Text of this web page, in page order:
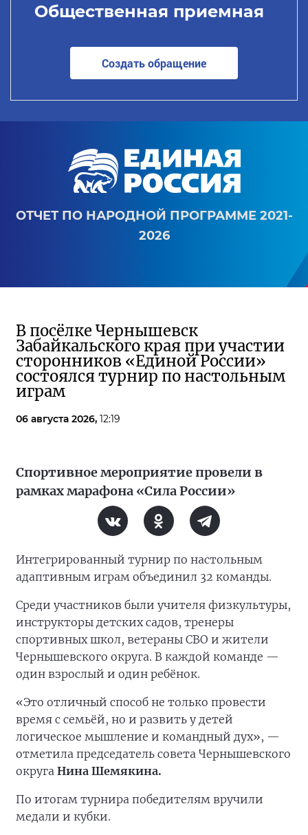
Общественная приемная
Создать обращение
ОТЧЕТ ПО НАРОДНОЙ ПРОГРАММЕ 2021-
2026
В посёлке Чернышевск
Забайкальского края при участии
сторонников «Единой России»
состоялся турнир по настольным
играм
06 августа 2026, 12:19
Спортивное мероприятие провели в
рамках марафона «Сила России»
Интегрированный турнир по настольным
адаптивным играм объединил 32 команды.
Среди участников были учителя физкультуры,
инструкторы детских садов, тренеры
спортивных школ, ветераны СВО и жители
Чернышевского округа. В каждой команде —
один взрослый и один ребёнок.
«Это отличный способ не только провести
время с семьёй, но и развить у детей
логическое мышление и командный дух», —
отметила председатель совета Чернышевского
округа Нина Шемякина.
По итогам турнира победителям вручили
медали и кубки.